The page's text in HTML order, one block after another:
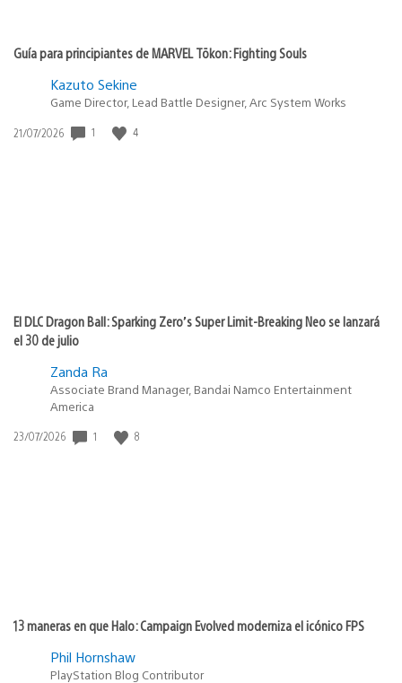
Guía para principiantes de MARVEL Tōkon: Fighting Souls
Kazuto Sekine
Game Director, Lead Battle Designer, Arc System Works
Fecha
21/07/2026 1 4
El DLC Dragon Ball: Sparking Zero’s Super Limit-Breaking Neo se lanzará
el 30 de julio
Zanda Ra
Associate Brand Manager, Bandai Namco Entertainment
America
Fecha
23/07/2026 1 8
13 maneras en que Halo: Campaign Evolved moderniza el icónico FPS
Phil Hornshaw
PlayStation Blog Contributor